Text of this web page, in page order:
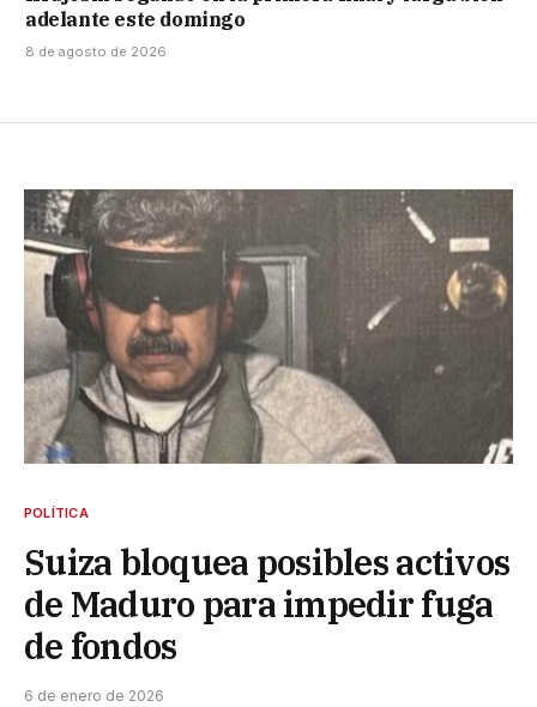
adelante este domingo
8 de agosto de 2026
POLÍTICA
Suiza bloquea posibles activos
de Maduro para impedir fuga
de fondos
6 de enero de 2026